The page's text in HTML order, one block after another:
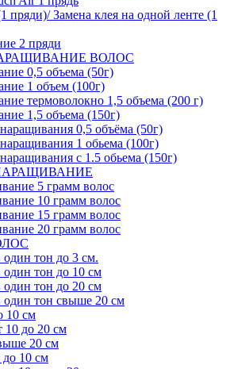
пряди)/ Замена клея на одной ленте (1
2 пряди
ВОЛОС
0,5 объема (50г)
1 объем (100г)
термоволокно 1,5 объема (200 г)
1,5 объема (150г)
0,5 объёма (50г)
1 обьема (100г)
с 1.5 обьема (150г)
5 грамм волос
10 грамм волос
15 грамм волос
20 грамм волос
тон до 3 см.
тон до 10 см
тон до 20 см
тон свыше 20 см
10 см
10 до 20 см
20 см
до 10 см